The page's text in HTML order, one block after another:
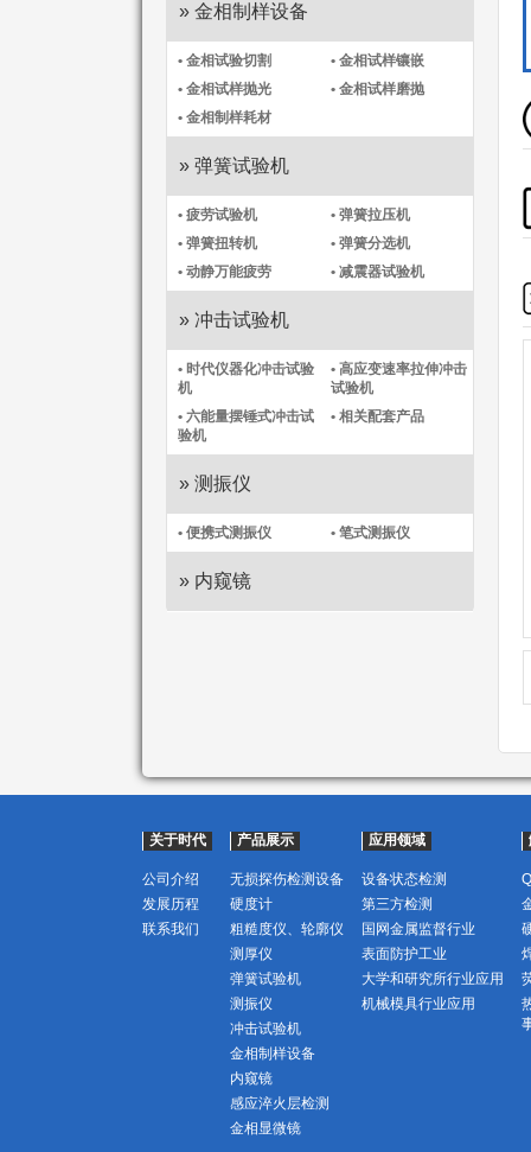
» 金相制样设备
• 金相试验切割
• 金相试样镶嵌
• 金相试样抛光
• 金相试样磨抛
• 金相制样耗材
» 弹簧试验机
• 疲劳试验机
• 弹簧拉压机
• 弹簧扭转机
• 弹簧分选机
• 动静万能疲劳
• 减震器试验机
» 冲击试验机
• 时代仪器化冲击试验
机​
• 高应变速率拉伸冲击
试验机
• 六能量摆锤式冲击试
验机
• 相关配套产品
» 测振仪
• 便携式测振仪​ • 笔式测振仪​
» 内窥镜
关于时代
公司介绍
发展历程
联系我们
产品展示
无损探伤检测设备
硬度计
粗糙度仪、轮廓仪
测厚仪
弹簧试验机
测振仪
冲击试验机
金相制样设备
内窥镜
感应淬火层检测
金相显微镜
应用领域
设备状态检测
第三方检测
国网金属监督行业
表面防护工业
大学和研究所行业应用
机械模具行业应用